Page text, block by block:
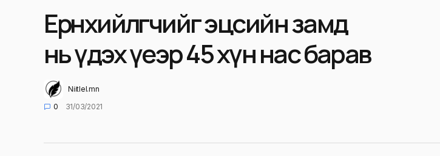
Ерөнхийлөгчийг эцсийн замд
нь үдэх үеэр 45 хүн нас барав
Niitlel.mn
0
31/03/2021